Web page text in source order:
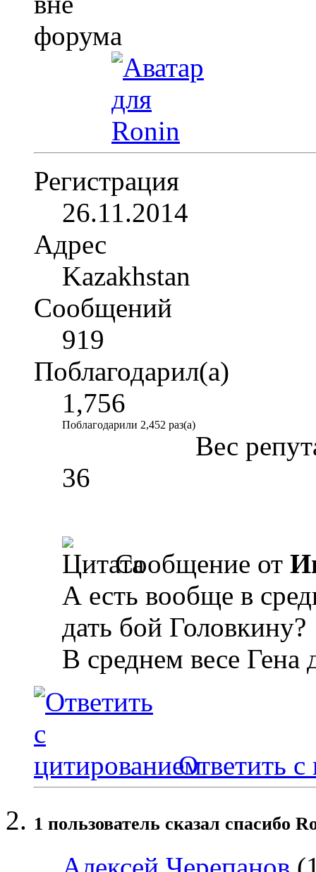
Регистрация
26.11.2014
Адрес
Kazakhstan
Сообщений
919
Поблагодарил(а)
1,756
Поблагодарили 2,452 раз(а)
Вес
36
Сообщение от
А есть вообще в
дать бой Головкину?
В среднем весе Гена
Ответить с
1 пользователь сказал cпасибо